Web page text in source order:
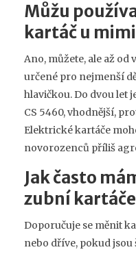
Můžu
kartáč u
Ano, můžete, ale až od
určené pro nejmenší
hlavičkou. Do dvou let
CS 5460, vhodnější,
Elektrické kartáče
novorozenců příliš
Jak často
zubní
Doporučuje se měnit
nebo dříve, pokud jsou